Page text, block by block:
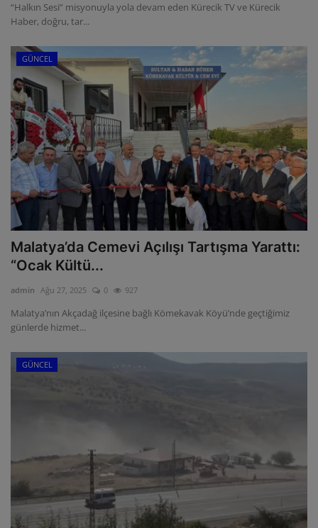
“Halkın Sesi” misyonuyla yola devam eden Kürecik TV ve Kürecik
Haber, doğru, tar...
GÜNCEL
Malatya’da Cemevi Açılışı Tartışma Yarattı:
“Ocak Kültü...
admin Ağu 27, 2025 0 927
Malatya’nın Akçadağ ilçesine bağlı Kömekavak Köyü’nde geçtiğimiz
günlerde hizmet...
GÜNCEL